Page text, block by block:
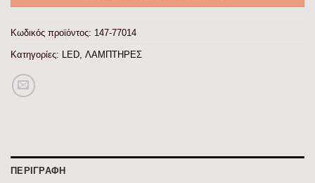
Κωδικός προϊόντος: 147-77014
Κατηγορίες: LED ΛΑΜΠΤΗΡΕΣ
ΠΕΡΙΓΡΑΦΉ